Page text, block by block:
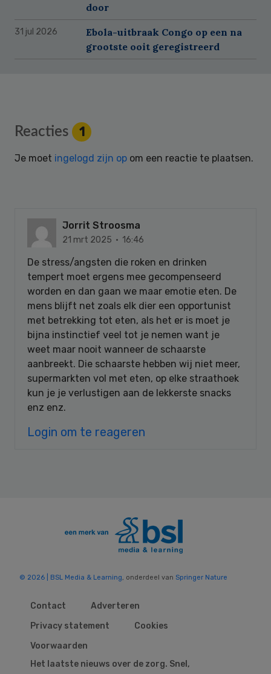
door
31 jul 2026
Ebola-uitbraak Congo op een na
grootste ooit geregistreerd
Reader
Interactions
Reacties 1
Je moet ingelogd zijn op om een reactie te plaatsen.
Jorrit Stroosma
21 mrt 2025 · 16:46
De stress/angsten die roken en drinken
tempert moet ergens mee gecompenseerd
worden en dan gaan we maar emotie eten. De
mens blijft net zoals elk dier een opportunist
met betrekking tot eten, als het er is moet je
bijna instinctief veel tot je nemen want je
weet maar nooit wanneer de schaarste
aanbreekt. Die schaarste hebben wij niet meer,
supermarkten vol met eten, op elke straathoek
kun je je verlustigen aan de lekkerste snacks
enz enz.
Login om te reageren
© 2026 | BSL Media & Learning, onderdeel van Springer Nature
Contact
Adverteren
Privacy statement
Cookies
Voorwaarden
Het laatste nieuws over de zorg. Snel,